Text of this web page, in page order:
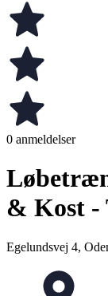
0 anmeldelser
& Kost -
Egelundsvej 4,